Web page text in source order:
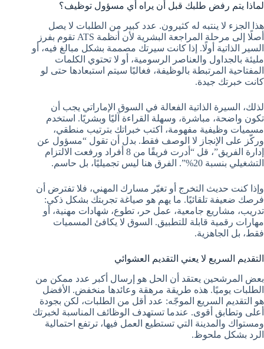
لماذا يتم رفض طلبك قبل أن يراه أي مسؤول توظيف؟
هذا الجزء لا ينتبه له كثيرون. عدد كبير من الطلبات لا يصل
أصلًا إلى مرحلة المراجعة البشرية لأن أنظمة ATS تقوم بفرز
السير الذاتية أولًا. إذا كانت سيرتك مصممة بشكل مبالغ فيه، أو
مليئة بالجداول والعناصر الرسومية، أو لا تحتوي الكلمات
المفتاحية المرتبطة بالوظيفة، فغالبًا سيتم استبعادها حتى لو
كانت خبرتك جيدة.
لذلك، السيرة الذاتية الفعالة في السوق الإماراتي يجب أن
تكون واضحة، مباشرة، وسهلة القراءة آليًا وبشريًا. استخدم
مسميات وظيفية مفهومة، اكتب خبراتك بترتيب منطقي،
وركّز على الإنجاز لا الوصف فقط. بدل أن تقول “مسؤول عن
إدارة الفريق”، قل “أدرت فريقًا من 8 أفراد ورفعت الالتزام
التشغيلي بنسبة 20%”. الفرق هنا ليس تجميليًا، بل حاسم.
وإذا كنت حديث التخرج أو تغيّر مسارك المهني، فلا تفترض أن
فرصك ضعيفة تلقائيًا. ما يهم هو صياغة تجربتك بشكل ذكي:
تدريب، مشاريع جامعية، عمل حر، تطوع، شهادات مهنية، أو
مهارات رقمية قابلة للتطبيق. السوق لا يكافئ المسميات
فقط، بل الجاهزية.
التقديم السريع لا يعني التقديم العشوائي
بعض المرشحين يعتقد أن الحل هو إرسال أكبر عدد ممكن من
الطلبات يوميًا. هذه طريقة مرهقة وعائدها منخفض. الأفضل
هو التقديم السريع الموجّه: عدد أقل من الطلبات، لكن بجودة
أعلى وتطابق أقوى. عندما تستهدف الوظائف المناسبة لخبرتك
ومستواك والمدينة التي تستطيع العمل فيها، ترتفع احتمالية
الرد بشكل ملحوظ.